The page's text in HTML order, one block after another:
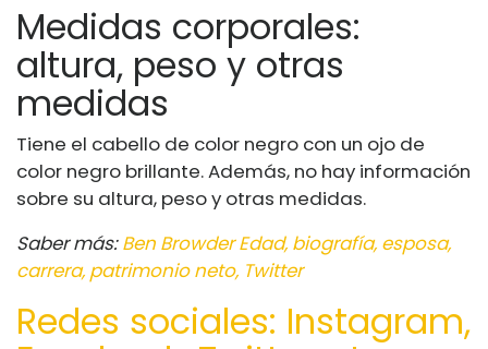
Medidas corporales:
altura, peso y otras
medidas
Tiene el cabello de color negro con un ojo de
color negro brillante. Además, no hay información
sobre su altura, peso y otras medidas.
Saber más:Ben Browder Edad, biografía, esposa,
carrera, patrimonio neto, Twitter
Redes sociales: Instagram,